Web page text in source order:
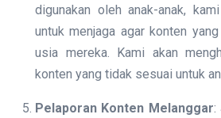
digunakan oleh anak-anak,
untuk menjaga agar konten
usia mereka. Kami akan
konten yang tidak sesuai untuk
Pelaporan Konten Melanggar: